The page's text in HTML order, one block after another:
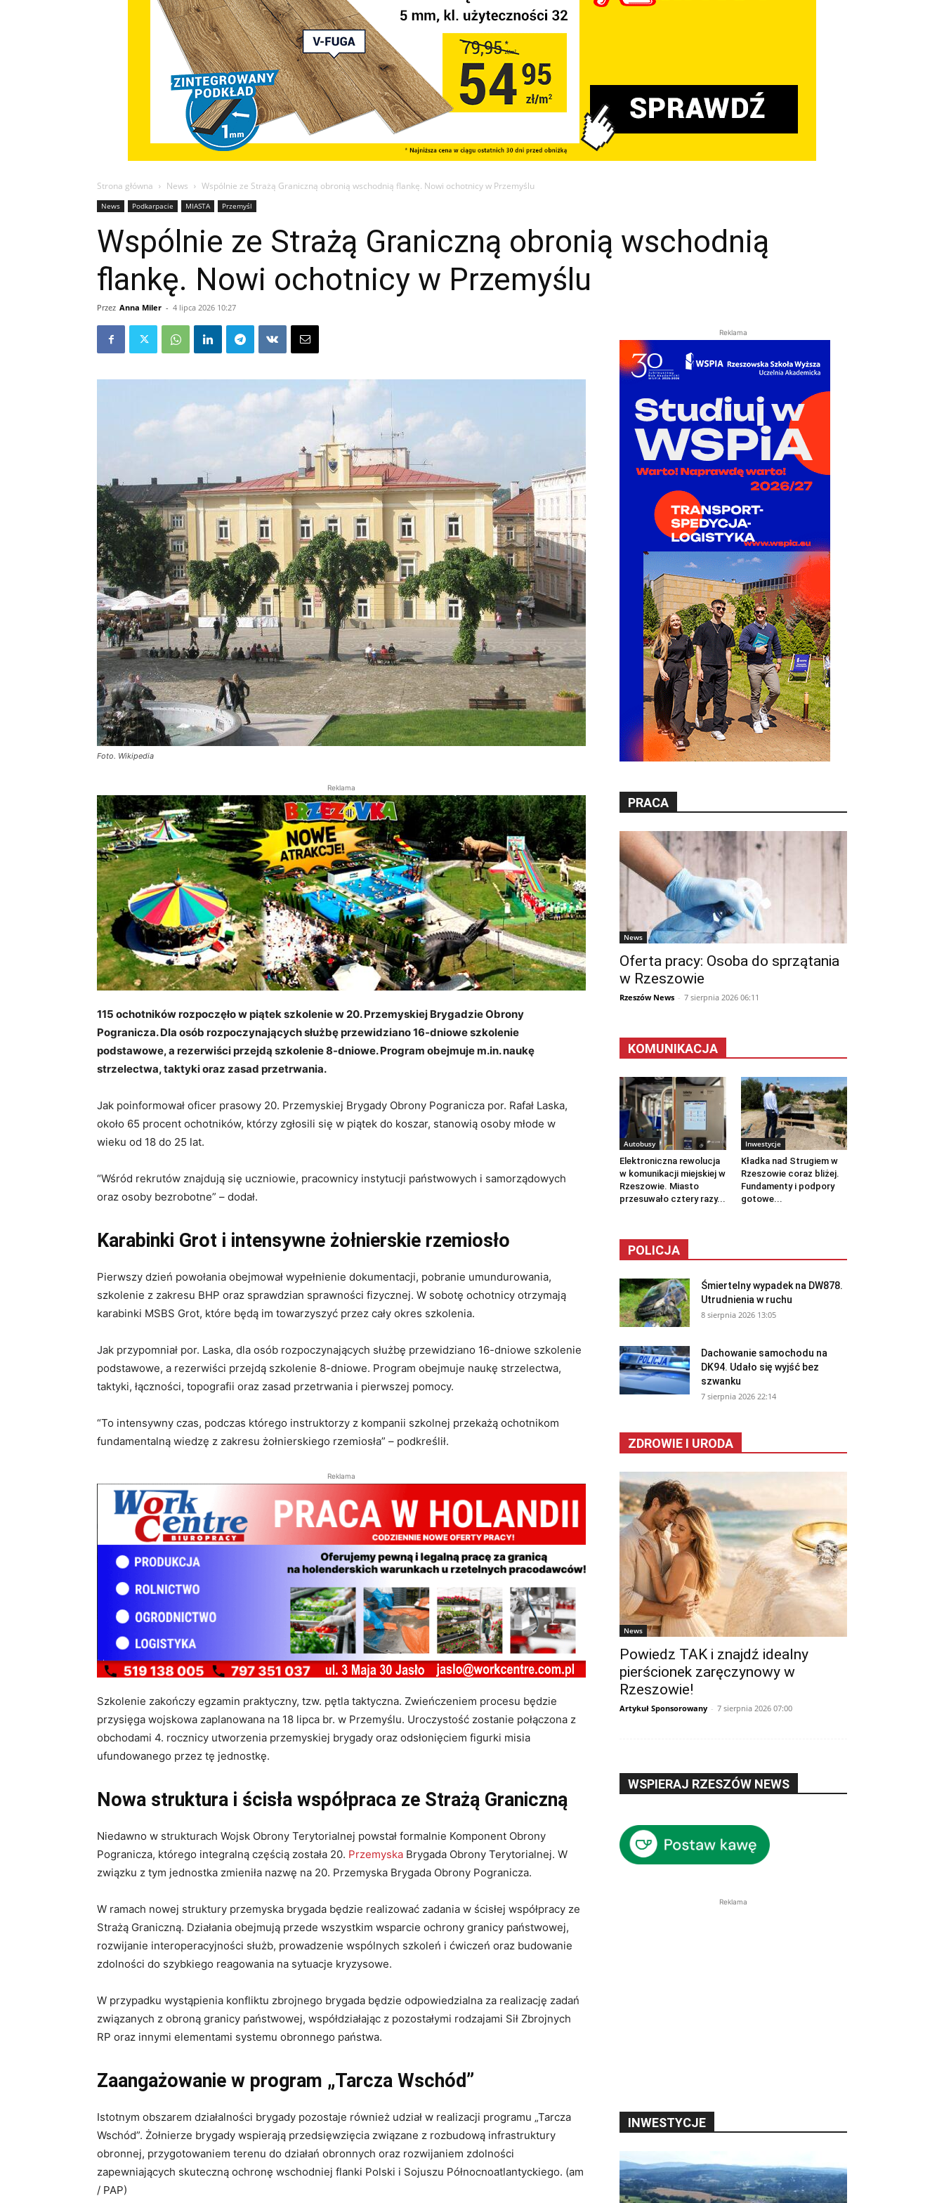
Strona główna News Wspólnie ze Strażą Graniczną obronią wschodnią flankę. Nowi ochotnicy w Przemyślu
News Podkarpacie MIASTA Przemyśl
Wspólnie ze Strażą Graniczną obronią wschodnią
flankę. Nowi ochotnicy w Przemyślu
Przez Anna Miler - 4 lipca 2026 10:27
Foto. Wikipedia
Reklama
115 ochotników rozpoczęło w piątek szkolenie w 20. Przemyskiej Brygadzie Obrony
Pogranicza. Dla osób rozpoczynających służbę przewidziano 16-dniowe szkolenie
podstawowe, a rezerwiści przejdą szkolenie 8-dniowe. Program obejmuje m.in. naukę
strzelectwa, taktyki oraz zasad przetrwania.
Jak poinformował oficer prasowy 20. Przemyskiej Brygady Obrony Pogranicza por. Rafał Laska,
około 65 procent ochotników, którzy zgłosili się w piątek do koszar, stanowią osoby młode w
wieku od 18 do 25 lat.
“Wśród rekrutów znajdują się uczniowie, pracownicy instytucji państwowych i samorządowych
oraz osoby bezrobotne” – dodał.
Karabinki Grot i intensywne żołnierskie rzemiosło
Pierwszy dzień powołania obejmował wypełnienie dokumentacji, pobranie umundurowania,
szkolenie z zakresu BHP oraz sprawdzian sprawności fizycznej. W sobotę ochotnicy otrzymają
karabinki MSBS Grot, które będą im towarzyszyć przez cały okres szkolenia.
Jak przypomniał por. Laska, dla osób rozpoczynających służbę przewidziano 16-dniowe szkolenie
podstawowe, a rezerwiści przejdą szkolenie 8-dniowe. Program obejmuje naukę strzelectwa,
taktyki, łączności, topografii oraz zasad przetrwania i pierwszej pomocy.
“To intensywny czas, podczas którego instruktorzy z kompanii szkolnej przekażą ochotnikom
fundamentalną wiedzę z zakresu żołnierskiego rzemiosła” – podkreślił.
Reklama
Szkolenie zakończy egzamin praktyczny, tzw. pętla taktyczna. Zwieńczeniem procesu będzie
przysięga wojskowa zaplanowana na 18 lipca br. w Przemyślu. Uroczystość zostanie połączona z
obchodami 4. rocznicy utworzenia przemyskiej brygady oraz odsłonięciem figurki misia
ufundowanego przez tę jednostkę.
Nowa struktura i ścisła współpraca ze Strażą Graniczną
Niedawno w strukturach Wojsk Obrony Terytorialnej powstał formalnie Komponent Obrony
Pogranicza, którego integralną częścią została 20. Przemyska Brygada Obrony Terytorialnej. W
związku z tym jednostka zmieniła nazwę na 20. Przemyska Brygada Obrony Pogranicza.
W ramach nowej struktury przemyska brygada będzie realizować zadania w ścisłej współpracy ze
Strażą Graniczną. Działania obejmują przede wszystkim wsparcie ochrony granicy państwowej,
rozwijanie interoperacyjności służb, prowadzenie wspólnych szkoleń i ćwiczeń oraz budowanie
zdolności do szybkiego reagowania na sytuacje kryzysowe.
W przypadku wystąpienia konfliktu zbrojnego brygada będzie odpowiedzialna za realizację zadań
związanych z obroną granicy państwowej, współdziałając z pozostałymi rodzajami Sił Zbrojnych
RP oraz innymi elementami systemu obronnego państwa.
Zaangażowanie w program „Tarcza Wschód”
Istotnym obszarem działalności brygady pozostaje również udział w realizacji programu „Tarcza
Wschód”. Żołnierze brygady wspierają przedsięwzięcia związane z rozbudową infrastruktury
obronnej, przygotowaniem terenu do działań obronnych oraz rozwijaniem zdolności
zapewniających skuteczną ochronę wschodniej flanki Polski i Sojuszu Północnoatlantyckiego. (am
/ PAP)
Reklama
PRACA
News
Oferta pracy: Osoba do sprzątania
w Rzeszowie
Rzeszów News - 7 sierpnia 2026 06:11
KOMUNIKACJA
Autobusy
Elektroniczna rewolucja
w komunikacji miejskiej w
Rzeszowie. Miasto
przesuwało cztery razy...
Inwestycje
Kładka nad Strugiem w
Rzeszowie coraz bliżej.
Fundamenty i podpory
gotowe...
POLICJA
Śmiertelny wypadek na DW878.
Utrudnienia w ruchu
8 sierpnia 2026 13:05
Dachowanie samochodu na
DK94. Udało się wyjść bez
szwanku
7 sierpnia 2026 22:14
ZDROWIE I URODA
News
Powiedz TAK i znajdź idealny
pierścionek zaręczynowy w
Rzeszowie!
Artykuł Sponsorowany - 7 sierpnia 2026 07:00
WSPIERAJ RZESZÓW NEWS
Reklama
INWESTYCJE